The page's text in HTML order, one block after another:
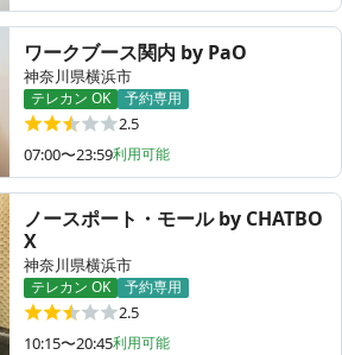
ワークブース関内 by PaO
神奈川県横浜市
テレカン OK 予約専用
2.5
07:00〜23:59利用可能
ノースポート・モール by CHATBO
X
神奈川県横浜市
テレカン OK 予約専用
2.5
10:15〜20:45利用可能